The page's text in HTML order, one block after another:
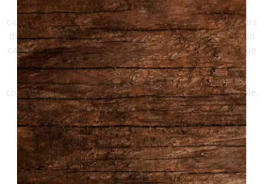
La magie des fromages du Québec réside dans leur
capacité à transporter vos papilles à travers des saveurs
distinctes et inoubliables. De la douceur crémeuse d’un
camembert local à la puissance d’un bleu affiné, chaque
fromage est une découverte. Mais notre passion ne
s’arrête pas là : notre assortiment de charcuteries
complète parfaitement ces délices fromagers. Ensemble,
ils forment un duo harmonieux, capturant l’essence
même de notre belle province.
Fromages & Charcuteries